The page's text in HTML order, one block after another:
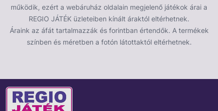
működik, ezért a webáruház oldalain megjelenő játékok árai a
REGIO JÁTÉK üzleteiben kínált áraktól eltérhetnek.
Áraink az áfát tartalmazzák és forintban értendők. A termékek
színben és méretben a fotón látottaktól eltérhetnek.